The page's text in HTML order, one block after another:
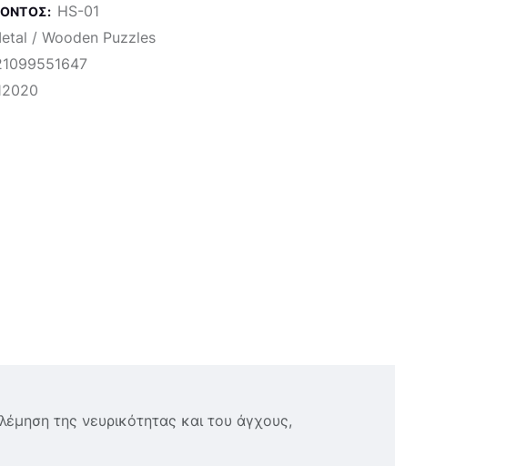
HS-01
/ Wooden Puzzles
της νευρικότητας και του άγχους,